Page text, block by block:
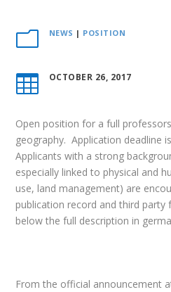
m NEWS | POSITION
 OCTOBER 26, 2017
Open position for a full
geography. Application deadline
Applicants with a strong
especially linked to physical and
use, land management) are
publication record and third party
below the full description in
From the official announcement